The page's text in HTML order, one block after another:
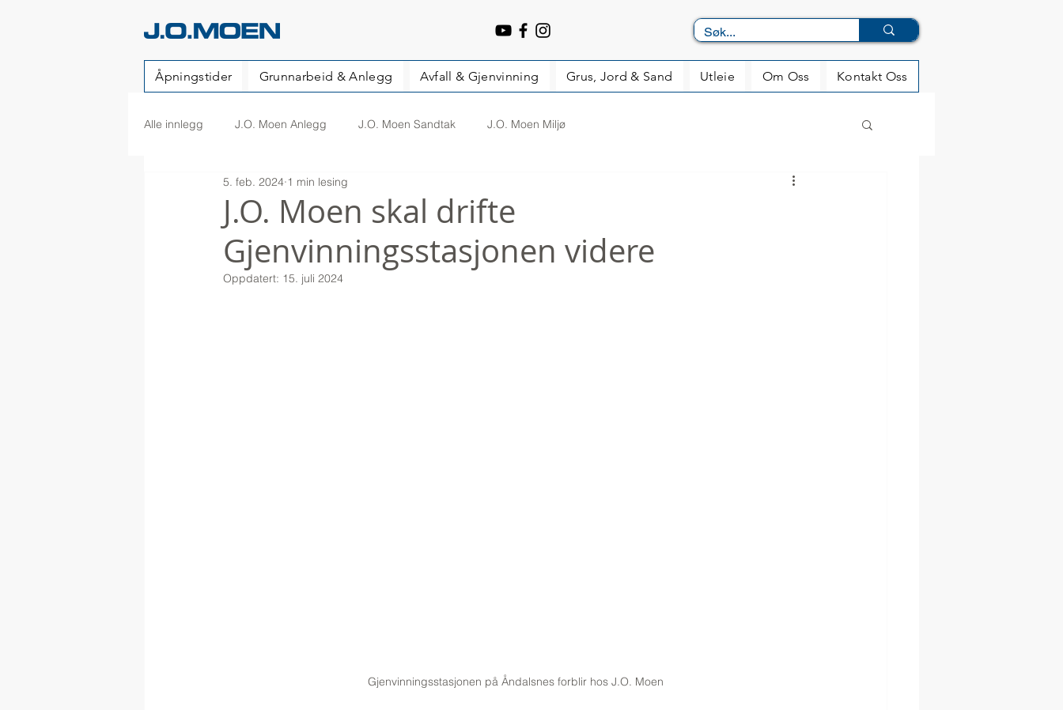
Åpningstider Grunnarbeid & Anlegg Avfall & Gjenvinning Grus, Jord & Sand Utleie Om Oss Kontakt Oss
Alle innlegg J.O. Moen Anlegg J.O. Moen Sandtak J.O. Moen Miljø
J.O. Moen skal drifte
Gjenvinningsstasjonen videre
5. feb. 2024 1 min lesing
Oppdatert: 15. juli 2024
Gjenvinningsstasjonen på Åndalsnes forblir hos J.O. Moen